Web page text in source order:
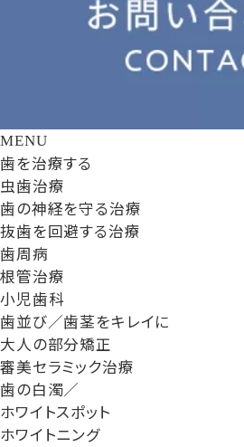
MENU
歯を治療する
虫歯治療
歯の神経を守る治療
抜歯を回避する治療
歯周病
根管治療
小児歯科
歯並び／歯茎をキレイに
大人の部分矯正
審美セラミック治療
歯の白濁／
ホワイトスポット
ホワイトニング